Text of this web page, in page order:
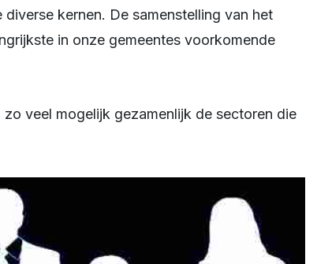
kernen. De samenstelling van het
in onze gemeentes voorkomende